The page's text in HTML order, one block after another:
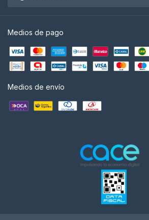
Medios de pago
Medios de envío